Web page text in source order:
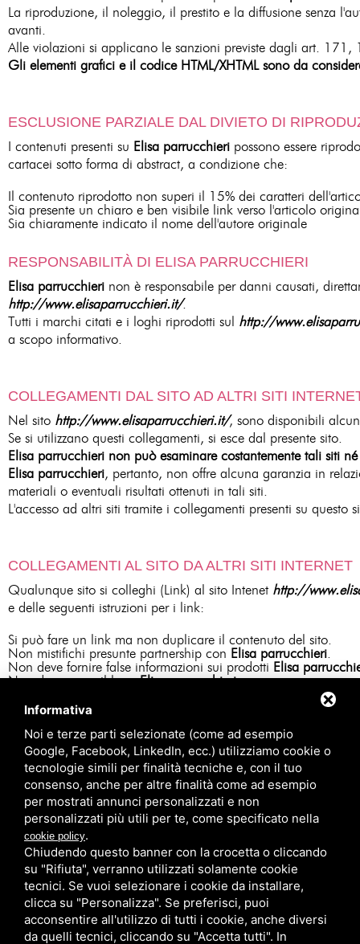
La riproduzione, il noleggio, il prestito e la diffusione senza
avanti.
Alle violazioni si applicano le sanzioni previste dagli art.
Gli elementi grafici e il codice HTML/XHTML sono da
ESCLUSIONE PARZIALE DAL DIVIETO DI
I contenuti presenti su Elisa parrucchieri possono essere
cartacei sotto forma di abstract, a condizione che:
Il contenuto riprodotto non superi il 15% dei caratteri
Sia presente un chiaro e ben visibile link verso l'articolo
Sia chiaramente indicato il nome dell'autore originale
RESPONSABILITÀ DI ELISA PARRUCCHIERI
Elisa parrucchieri non è responsabile per danni causati,
http://www.elisaparrucchieri.it/.
Tutti i marchi citati e i loghi riprodotti sul http://
a scopo informativo.
COLLEGAMENTI DAL SITO AD ALTRI SITI
Nel sito http://www.elisaparrucchieri.it/, sono disponibili
Se si utilizzano questi collegamenti, si esce dal presente sito.
Elisa parrucchieri non può esaminare costantemente tali siti
Elisa parrucchieri, pertanto, non offre alcuna garanzia in
materiali o eventuali risultati ottenuti in tali siti.
L'accesso ad altri siti tramite i collegamenti presenti su questo
COLLEGAMENTI AL SITO DA ALTRI SITI INTERNET
Qualunque sito si colleghi (Link) al sito Intenet http://
e delle seguenti istruzioni per i link:
Si può fare un link ma non duplicare il contenuto del sito.
Non mistifichi presunte partnership con Elisa parrucchieri
Non deve fornire false informazioni sui prodotti Elisa
Non deve usare il logoElisa parrucchierisenza permesso.
Non deve avere contenuti indecenti, offensivi ma adatti a
Informativa
Noi e terze parti selezionate (come ad esempio
Google, Facebook, LinkedIn, ecc.) utilizziamo cookie o
tecnologie simili per finalità tecniche e, con il tuo
consenso, anche per altre finalità come ad esempio
per mostrati annunci personalizzati e non
personalizzati più utili per te, come specificato nella
cookie policy.
Chiudendo questo banner con la crocetta o cliccando
su "Rifiuta", verranno utilizzati solamente cookie
tecnici. Se vuoi selezionare i cookie da installare,
clicca su "Personalizza". Se preferisci, puoi
acconsentire all'utilizzo di tutti i cookie, anche diversi
da quelli tecnici, cliccando su "Accetta tutti". In